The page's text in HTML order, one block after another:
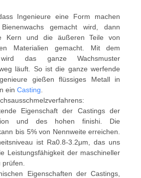
Ingenieure eine Form machen
gemacht wird, dann
Kern und die äußeren Teile von
Materialien gemacht. Mit dem
wird das ganze Wachsmuster
läuft. So ist die ganze werfende
gießen flüssiges Metall in
ein Casting
Eigenschaft der Castings der
und des hohen finishi. Die
bis 5% von Nennweite erreichen.
ist Ra0.8-3.2μm, das uns
Leistungsfähigkeit der maschineller
Eigenschaften der Castings,